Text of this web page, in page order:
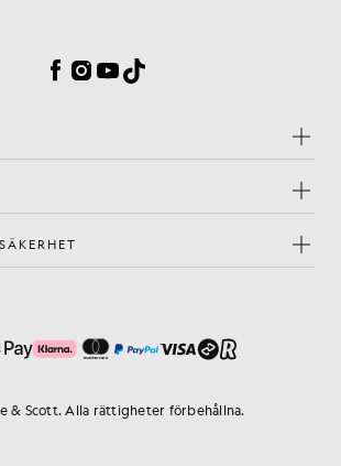
Facebook
Instagram
YouTube
TikTok
& Scott. Alla rättigheter förbehållna.